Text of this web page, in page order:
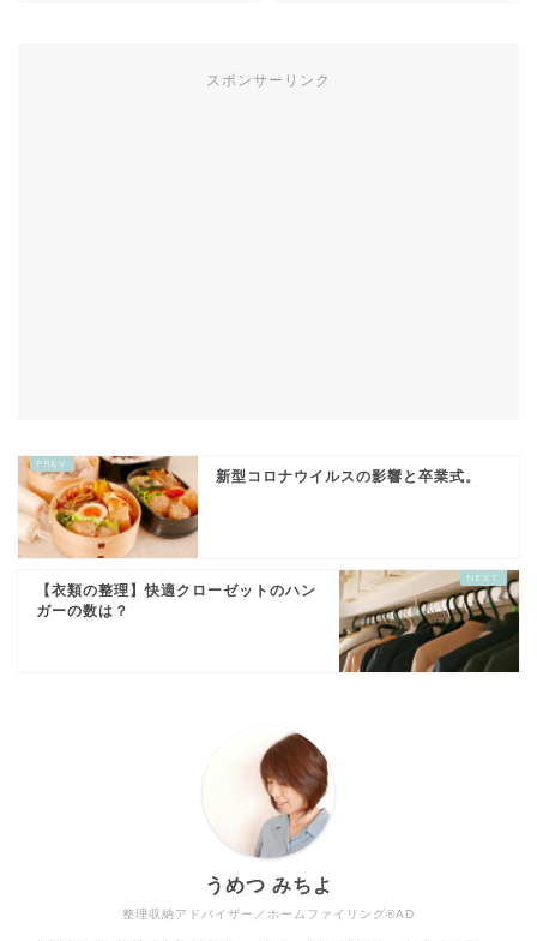
スポンサーリンク
新型コロナウイルスの影響と卒業式。
【衣類の整理】快適クローゼットのハン
ガーの数は？
整理収納アドバイザー／ホームファイリング®AD
うめつ みちよ